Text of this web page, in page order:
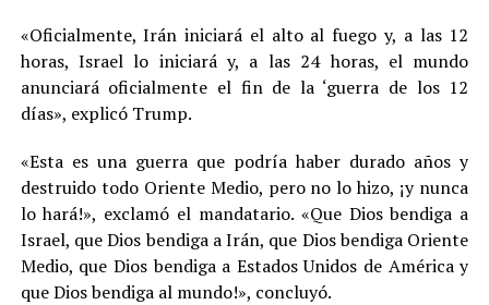
«Oficialmente, Irán iniciará el alto al fuego y, a las 12
horas, Israel lo iniciará y, a las 24 horas, el mundo
anunciará oficialmente el fin de la ‘guerra de los 12
días», explicó Trump.
«Esta es una guerra que podría haber durado años y
destruido todo Oriente Medio, pero no lo hizo, ¡y nunca
lo hará!», exclamó el mandatario. «Que Dios bendiga a
Israel, que Dios bendiga a Irán, que Dios bendiga Oriente
Medio, que Dios bendiga a Estados Unidos de América y
que Dios bendiga al mundo!», concluyó.